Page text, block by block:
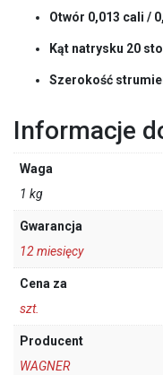
Otwór 0,013 cali /
Kąt natrysku 20
Szerokość
Informacje
Waga
1 kg
Gwarancja
12 miesięcy
Cena za
szt.
Producent
WAGNER